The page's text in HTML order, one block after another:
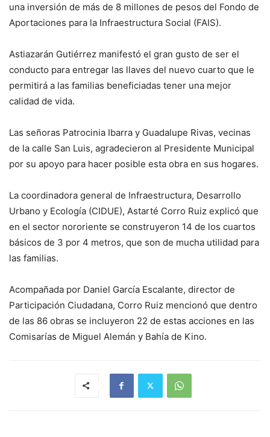
una inversión de más de 8 millones de pesos del Fondo de
Aportaciones para la Infraestructura Social (FAIS).
Astiazarán Gutiérrez manifestó el gran gusto de ser el
conducto para entregar las llaves del nuevo cuarto que le
permitirá a las familias beneficiadas tener una mejor
calidad de vida.
Las señoras Patrocinia Ibarra y Guadalupe Rivas, vecinas
de la calle San Luis, agradecieron al Presidente Municipal
por su apoyo para hacer posible esta obra en sus hogares.
La coordinadora general de Infraestructura, Desarrollo
Urbano y Ecología (CIDUE), Astarté Corro Ruiz explicó que
en el sector nororiente se construyeron 14 de los cuartos
básicos de 3 por 4 metros, que son de mucha utilidad para
las familias.
Acompañada por Daniel García Escalante, director de
Participación Ciudadana, Corro Ruiz mencionó que dentro
de las 86 obras se incluyeron 22 de estas acciones en las
Comisarías de Miguel Alemán y Bahía de Kino.